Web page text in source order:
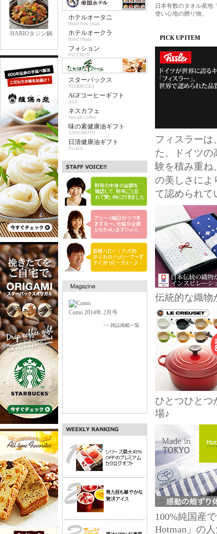
HARIOタジン鍋
ホテルオータニ
Hotel New Otani
ホテルオークラ
Hotel Okura
フォション
FAUCHON
スターバックス
STARBUCKS
AGFコーヒーギフト
AGF
ネスカフェ
Nescafe Coffee
味の素健康油ギフト
AJINOMOTO
日清健康油ギフト
Nisshin
Como 2014年 2月号
>> 雑誌掲載一覧
日本有数のタオル産地
使い心地の贈り物。
PICK UP ITEM
フィスラーは
た、ドイツの
験を積み重ね
の美しさによ
て認められて
伝統的な織物
ひとつひとつ
場♪
100%純国産
Hotman」の